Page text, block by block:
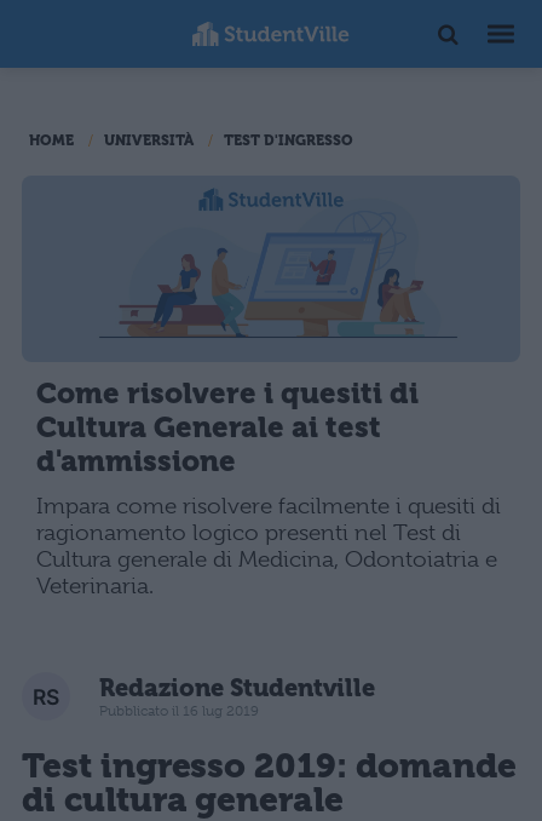
HOME UNIVERSITÀ TEST D'INGRESSO
Come risolvere i quesiti di
Cultura Generale ai test
d'ammissione
Impara come risolvere facilmente i quesiti di
ragionamento logico presenti nel Test di
Cultura generale di Medicina, Odontoiatria e
Veterinaria.
Redazione Studentville
Pubblicato il 16 lug 2019
Test ingresso 2019: domande
di cultura generale